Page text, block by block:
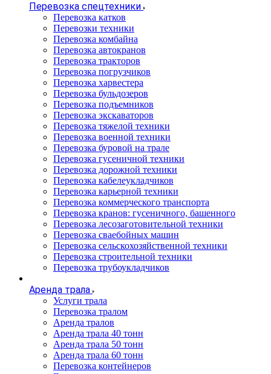
Перевозка спецтехники
Перевозка катков
Перевозки техники
Перевозка комбайна
Перевозка автокранов
Перевозка тракторов
Перевозка погрузчиков
Перевозка харвестера
Перевозка бульдозеров
Перевозка подъемников
Перевозка экскаваторов
Перевозка тяжелой техники
Перевозка военной техники
Перевозка буровой на трале
Перевозка гусеничной техники
Перевозка дорожной техники
Перевозка кабелеукладчиков
Перевозка карьерной техники
Перевозка коммерческого транспорта
Перевозка кранов: гусеничного, башенного
Перевозка лесозаготовительной техники
Перевозка сваебойных машин
Перевозка сельскохозяйственной техники
Перевозка строительной техники
Перевозка трубоукладчиков
Аренда трала
Услуги трала
Перевозка тралом
Аренда тралов
Аренда трала 40 тонн
Аренда трала 50 тонн
Аренда трала 60 тонн
Перевозка контейнеров